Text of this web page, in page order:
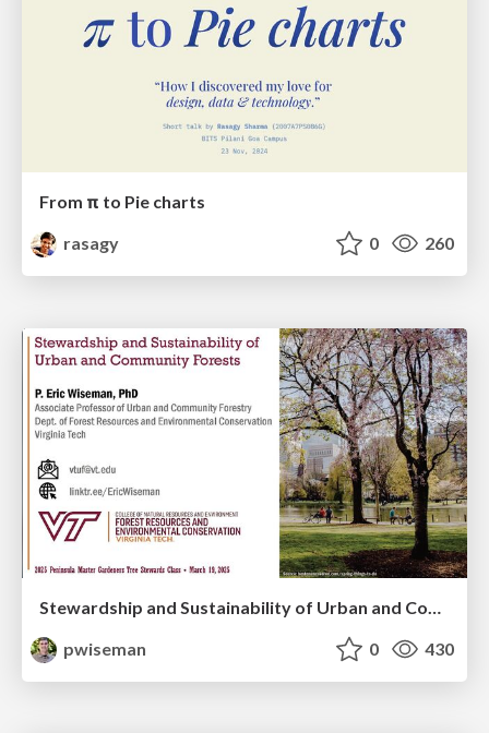
From π to Pie charts
rasagy
0 260
Stewardship and Sustainability of Urban and Community Forests
pwiseman
0 430